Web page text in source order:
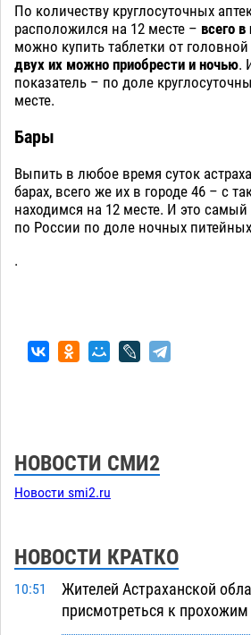
По количеству круглосуточных
расположился на 12 месте – всего
можно купить таблетки от
двух их можно приобрести и ночью.
показатель – по доле
месте.
Бары
Выпить в любое время суток
барах, всего же их в городе 46 – с
находимся на 12 месте. И это
по России по доле ночных
.
НОВОСТИ СМИ2
Новости smi2.ru
НОВОСТИ КРАТКО
10:51
Жителей Астраханской
присмотреться к прохожим